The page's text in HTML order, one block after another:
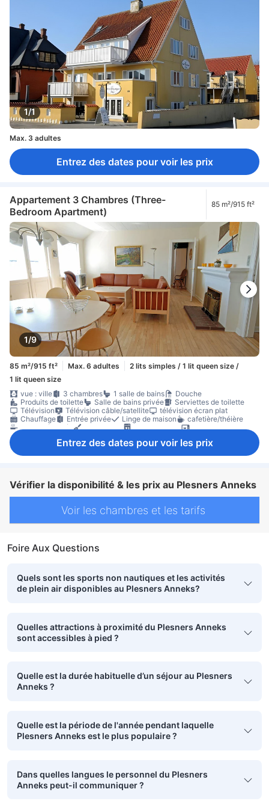
1/1
Max. 3 adultes
Entrez des dates pour voir les prix
Appartement 3 Chambres (Three-
Bedroom Apartment)
85 m²/915 ft²
1/9
85 m²/915 ft² Max. 6 adultes
2 lits simples / 1 lit queen size /
1 lit queen size
vue : ville
3 chambres 1 salle de bains
Douche
Produits de toilette
Salle de bains privée
Serviettes de toilette
Télévision
Télévision câble/satellite
télévision écran plat
Chauffage
Entrée privée Linge de maison
cafetière/théière
cuisine équipée
Kitchenette lave-vaisselle
micro-ondes
coin repas séparé parquet
zone de places assises
Entrez des dates pour voir les prix
Vérifier la disponibilité & les prix au Plesners Anneks
Voir les chambres et les tarifs
Foire Aux Questions
Quels sont les sports non nautiques et les activités
de plein air disponibles au Plesners Anneks?
Quelles attractions à proximité du Plesners Anneks
sont accessibles à pied ?
Quelle est la durée habituelle d’un séjour au Plesners
Anneks ?
Quelle est la période de l'année pendant laquelle
Plesners Anneks est le plus populaire ?
Dans quelles langues le personnel du Plesners
Anneks peut-il communiquer ?